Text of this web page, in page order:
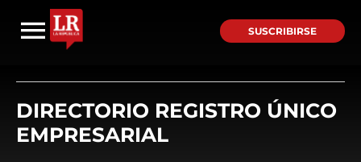
SUSCRIBIRSE
DIRECTORIO REGISTRO ÚNICO
EMPRESARIAL